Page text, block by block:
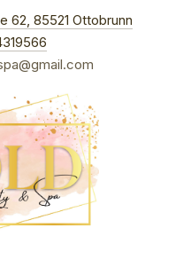
62, 85521 OttobrunnNew